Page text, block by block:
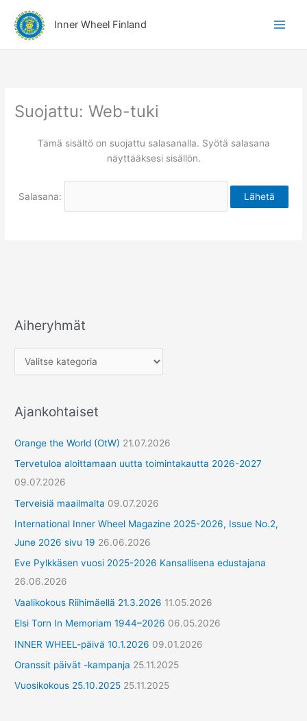
sisältöön
Inner Wheel Finland
Suojattu: Web-tuki
Tämä sisältö on suojattu salasanalla. Syötä salasana
näyttääksesi sisällön.
Salasana:
Aiheryhmät
i
h
Ajankohtaiset
Orange the World (OtW) 21.07.2026
Tervetuloa aloittamaan uutta toimintakautta 2026-2027
09.07.2026
Terveisiä maailmalta 09.07.2026
International Inner Wheel Magazine 2025-2026, Issue No.2,
June 2026 sivu 19 26.06.2026
Eve Pylkkäsen vuosi 2025-2026 Kansallisena edustajana
26.06.2026
Vaalikokous Riihimäellä 21.3.2026 11.05.2026
Elsi Torn In Memoriam 1944–2026 06.05.2026
INNER WHEEL-päivä 10.1.2026 09.01.2026
Oranssit päivät -kampanja 25.11.2025
Vuosikokous 25.10.2025 25.11.2025